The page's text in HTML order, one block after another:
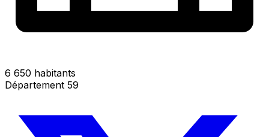
6 650 habitants
Département 59